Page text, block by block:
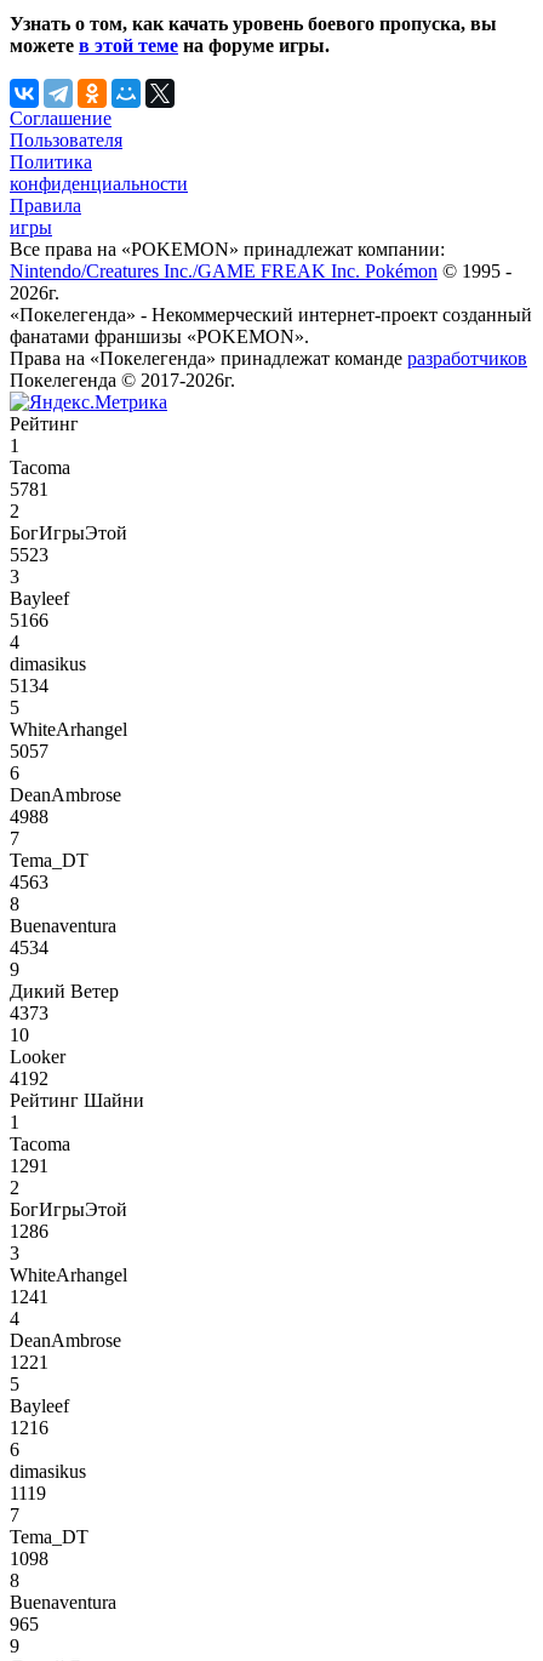
Узнать о том, как качать уровень боевого пропуска, вы
можете в этой теме на форуме игры.
Соглашение
Пользователя
Политика
конфиденциальности
Правила
игры
Все права на «POKEMON» принадлежат компании:
Nintendo/Creatures Inc./GAME FREAK Inc. Pokémon © 1995 -
2026г.
«Покелегенда» - Некоммерческий интернет-проект созданный
фанатами франшизы «POKEMON».
Права на «Покелегенда» принадлежат команде разработчиков
Покелегенда © 2017-2026г.
Рейтинг
1
Tacoma
5781
2
БогИгрыЭтой
5523
3
Bayleef
5166
4
dimasikus
5134
5
WhiteArhangel
5057
6
DeanAmbrose
4988
7
Tema_DT
4563
8
Buenaventura
4534
9
Дикий Ветер
4373
10
Looker
4192
Рейтинг Шайни
1
Tacoma
1291
2
БогИгрыЭтой
1286
3
WhiteArhangel
1241
4
DeanAmbrose
1221
5
Bayleef
1216
6
dimasikus
1119
7
Tema_DT
1098
8
Buenaventura
965
9